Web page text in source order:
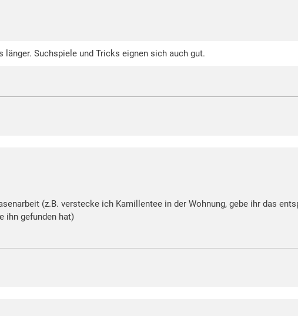
Suchspiele und Tricks eignen sich auch gut.
(z.B. verstecke ich Kamillentee in der Wohnung, gebe ihr das
ihn gefunden hat)